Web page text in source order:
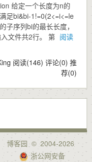
给定一个长度为n的
足bi&bi-1!=0(2<=i<=le
子序列bi的最长长度，
文件共2行。 第 阅读
阅读(146) 评论(0) 推
荐(0)
博客园 © 2004-2026
浙公网安备